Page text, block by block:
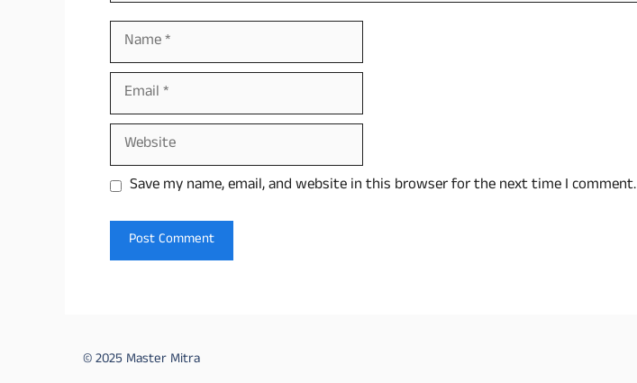
Name
Email
Website
Save my name, email, and website in this browser for the next time I comment.
© 2025 Master Mitra